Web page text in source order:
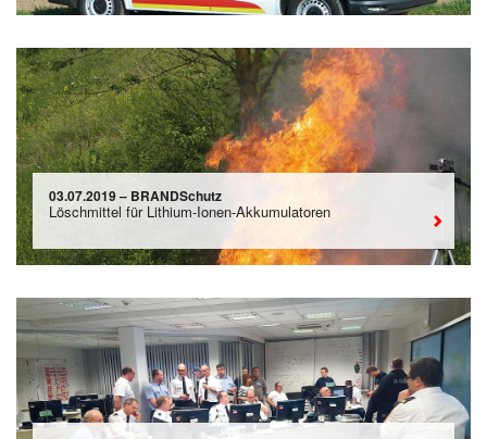
03.07.2019 – BRANDSchutz
Löschmittel für Lithium-Ionen-Akkumulatoren